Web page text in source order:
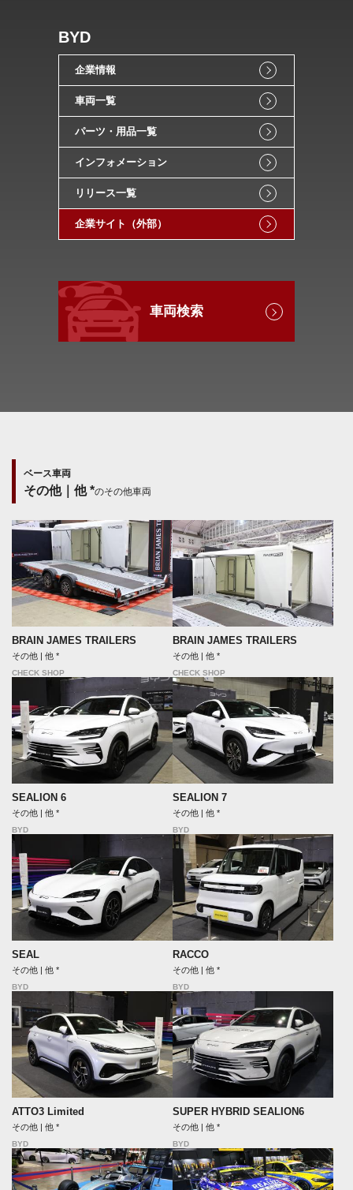
BYD
企業情報
車両一覧
パーツ・用品一覧
インフォメーション
リリース一覧
企業サイト（外部）
車両検索
ベース車両
その他｜他 *のその他車両
BRAIN JAMES TRAILERS
その他 | 他 *
CHECK SHOP
BRAIN JAMES TRAILERS
その他 | 他 *
CHECK SHOP
SEALION 6
その他 | 他 *
BYD
SEALION 7
その他 | 他 *
BYD
SEAL
その他 | 他 *
BYD
RACCO
その他 | 他 *
BYD
ATTO3 Limited
その他 | 他 *
BYD
SUPER HYBRID SEALION6
その他 | 他 *
BYD